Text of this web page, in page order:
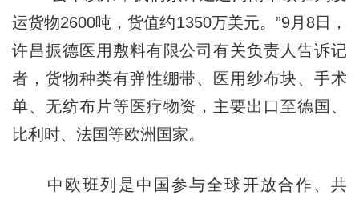
运货物2600吨，货值约1350万美元。”9月8日，
许昌振德医用敷料有限公司有关负责人告诉记
者，货物种类有弹性绷带、医用纱布块、手术
单、无纺布片等医疗物资，主要出口至德国、
比利时、法国等欧洲国家。
中欧班列是中国参与全球开放合作、共